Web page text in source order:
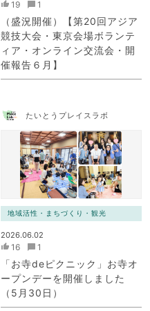
19 1
（盛況開催）【第20回アジア
競技大会・東京会場ボランテ
ィア・オンライン交流会・開
催報告６月】
たいとうプレイスラボ
地域活性・まちづくり・観光
2026.06.02
16 1
「お寺deピクニック」お寺オ
ープンデーを開催しました
（5月30日）